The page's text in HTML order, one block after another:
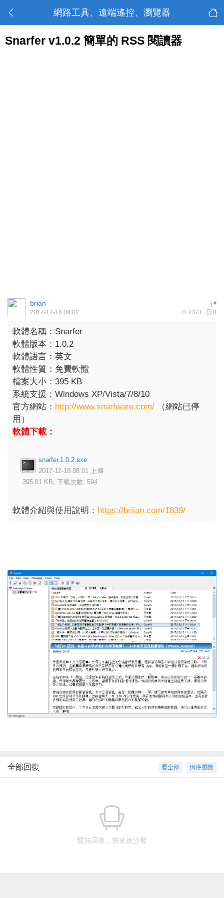
網路工具、遠端遙控、瀏覽器
Snarfer v1.0.2 簡單的 RSS 閱讀器
1#
brian
7371 0
2017-12-18 08:02
軟體名稱：Snarfer
軟體版本：1.0.2
軟體語言：英文
軟體性質：免費軟體
檔案大小：395 KB
系統支援：Windows XP/Vista/7/8/10
官方網站： http://www.snarfware.com/ （網站已停
用）
軟體下載：
snarfer.1.0.2.exe
2017-12-18 08:01 上傳
395.81 KB, 下載次數: 594
軟體介紹與使用說明： https://briian.com/1839/
倒序瀏覽
看全部
全部回復
暫無回復，快來搶沙發